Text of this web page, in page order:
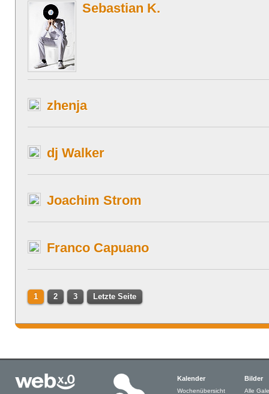
Sebastian K.
zhenja
dj Walker
Joachim Strom
Franco Capuano
1 2 3 Letzte Seite
Kalender
Wochenübersicht
Bilder
Alle